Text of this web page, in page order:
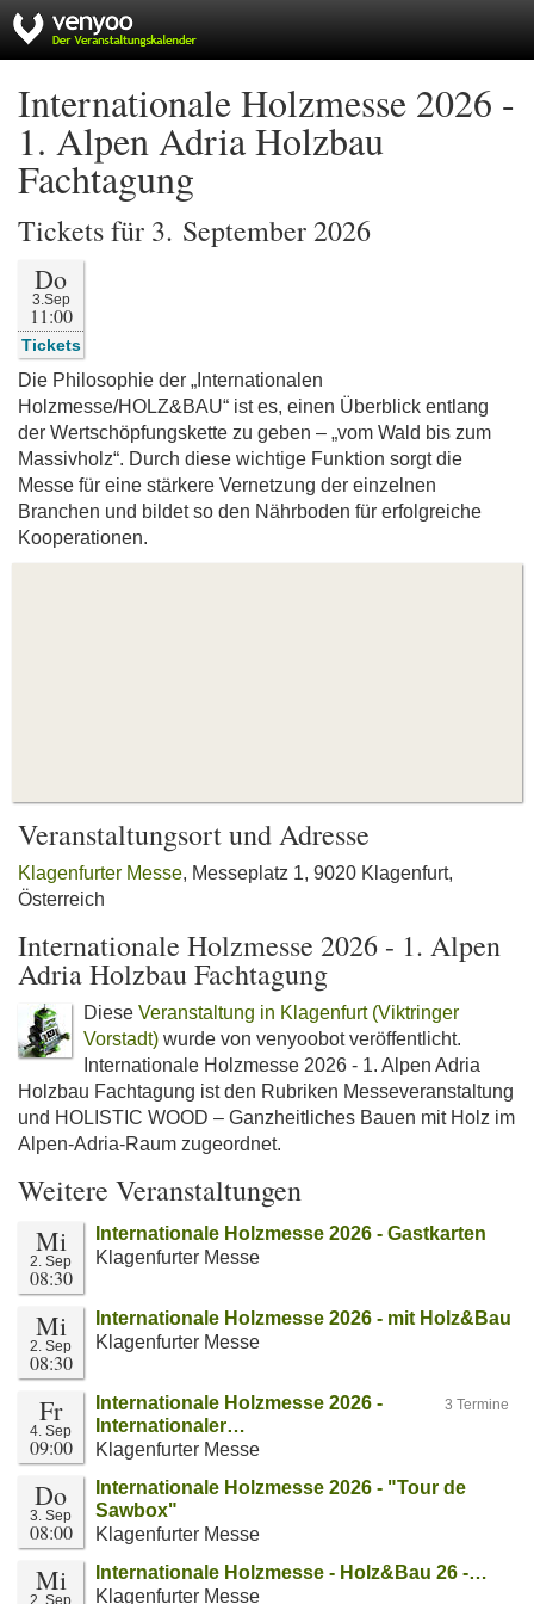
Internationale Holzmesse 2026 -
1. Alpen Adria Holzbau
Fachtagung
Tickets für 3. September 2026
Do
3.Sep
11:00
Tickets
Die Philosophie der „Internationalen
Holzmesse/HOLZ&BAU“ ist es, einen Überblick entlang
der Wertschöpfungskette zu geben – „vom Wald bis zum
Massivholz“. Durch diese wichtige Funktion sorgt die
Messe für eine stärkere Vernetzung der einzelnen
Branchen und bildet so den Nährboden für erfolgreiche
Kooperationen.
Veranstaltungsort und Adresse
Klagenfurter Messe, Messeplatz 1, 9020 Klagenfurt,
Österreich
Internationale Holzmesse 2026 - 1. Alpen
Adria Holzbau Fachtagung
Diese Veranstaltung in Klagenfurt (Viktringer
Vorstadt) wurde von venyoobot veröffentlicht.
Internationale Holzmesse 2026 - 1. Alpen Adria
Holzbau Fachtagung ist den Rubriken Messeveranstaltung
und HOLISTIC WOOD – Ganzheitliches Bauen mit Holz im
Alpen-Adria-Raum zugeordnet.
Weitere Veranstaltungen
Mi
2. Sep
08:30
Internationale Holzmesse 2026 - Gastkarten
Klagenfurter Messe
Mi
2. Sep
08:30
Internationale Holzmesse 2026 - mit Holz&Bau
Klagenfurter Messe
Fr
4. Sep
09:00
3 Termine
Internationale Holzmesse 2026 -
Internationaler…
Klagenfurter Messe
Do
3. Sep
08:00
Internationale Holzmesse 2026 - "Tour de
Sawbox"
Klagenfurter Messe
Mi
2. Sep
Internationale Holzmesse - Holz&Bau 26 -…
Klagenfurter Messe